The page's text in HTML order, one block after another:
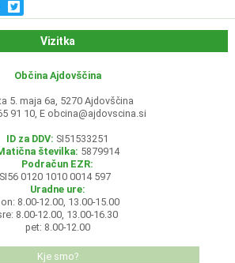
Vizitka
Občina Ajdovščina
5. maja 6a, 5270 Ajdovščina
91 10, E obcina@ajdovscina.si
ID za DDV: SI51533251
številka: 5879914
Podračun EZR:
SI56 0120 1010 0014 597
Uradne ure:
8.00-12.00, 13.00-15.00
8.00-12.00, 13.00-16.30
pet: 8.00-12.00
Kje smo?